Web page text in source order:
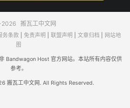
2026 搬瓦工中文网
务条款 免责声明 联盟声明 文章归档
网站地
图
Bandwagon Host 官方网站。本站所有内容仅供
参考。
搬瓦工中文网. All Rights Reserved.